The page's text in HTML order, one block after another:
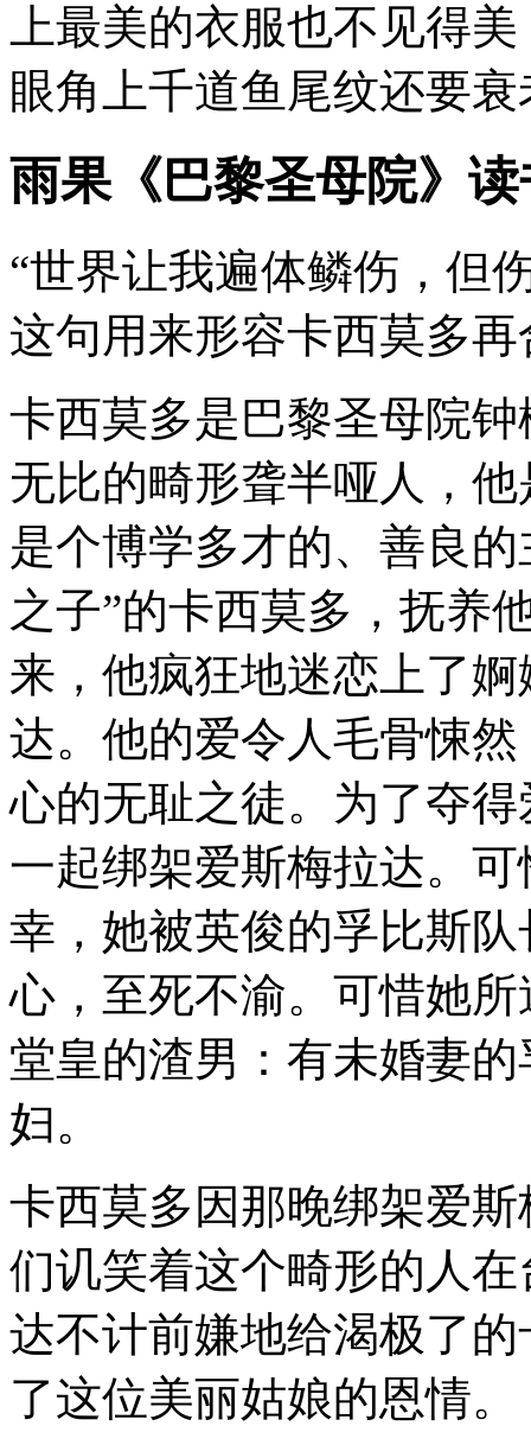
上最美的衣服也不见得
眼角上千道鱼尾纹还要
雨果《巴黎圣母院》
“世界让我遍体鳞伤，但
这句用来形容卡西莫多
卡西莫多是巴黎圣母院
无比的畸形聋半哑人，
是个博学多才的、善良
之子”的卡西莫多，抚养
来，他疯狂地迷恋上了
达。他的爱令人毛骨悚
心的无耻之徒。为了夺
一起绑架爱斯梅拉达。
幸，她被英俊的孚比斯
心，至死不渝。可惜她
堂皇的渣男：有未婚妻
妇。
卡西莫多因那晚绑架爱
们讥笑着这个畸形的人
达不计前嫌地给渴极了
了这位美丽姑娘的恩情。